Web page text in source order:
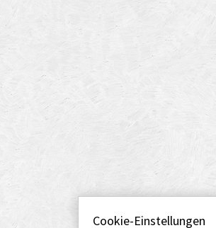
Cookie-Einstellungen